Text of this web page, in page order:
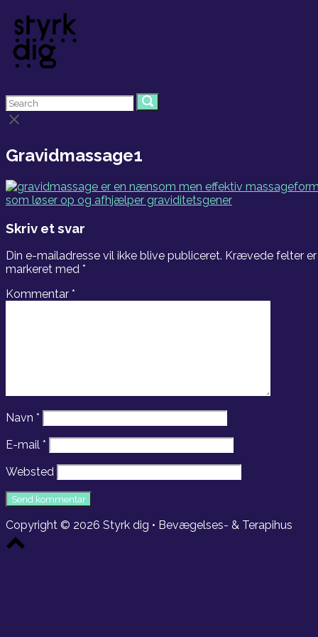
to
content
Menu
Search
for:
Search
for:
Search
Close
Gravidmassage1
Skriv et svar
Din e-mailadresse vil ikke blive publiceret. Krævede felter er
markeret med *
Kommentar *
Navn *
E-mail *
Websted
Copyright © 2026 Styrk dig • Bevægelses- & Terapihus
Scroll
to